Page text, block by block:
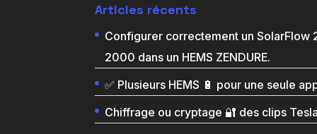
Articles récents
Configurer correctement un SolarFlow
2000 dans un HEMS ZENDURE.
✅ Plusieurs HEMS 🔋 pour une seule
Chiffrage ou cryptage 🔐 des clips